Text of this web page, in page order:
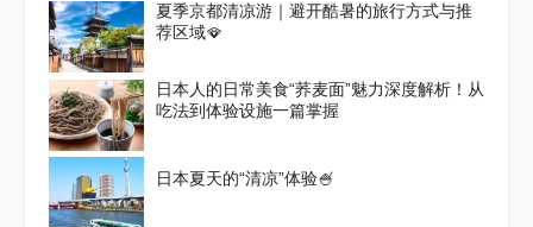
夏季京都清凉游｜避开酷暑的旅行方式与推
荐区域🪭
日本人的日常美食“荞麦面”魅力深度解析！从
吃法到体验设施一篇掌握
日本夏天的“清凉”体验🍧